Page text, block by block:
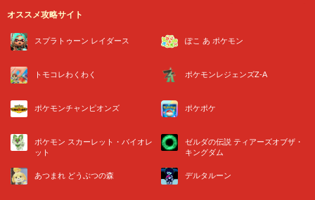
オススメ攻略サイト
スプラトゥーン レイダース ぽこ あ ポケモン
トモコレわくわく ポケモンレジェンズZ-A
ポケモンチャンピオンズ ポケポケ
ポケモン スカーレット・バイオレ
ット
ゼルダの伝説 ティアーズオブザ・
キングダム
あつまれ どうぶつの森 デルタルーン